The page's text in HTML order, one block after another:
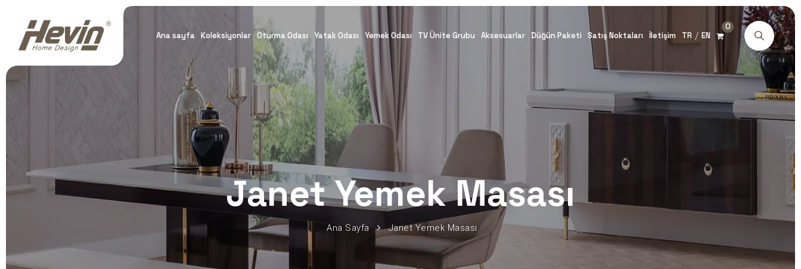
Ana sayfa Koleksiyonlar Oturma Odası Yatak Odası Yemek Odası TV Ünite Grubu Aksesuarlar Düğün Paketi Satış Noktaları İletişim TR / EN
0
Janet Yemek Masası
Ana Sayfa Janet Yemek Masası